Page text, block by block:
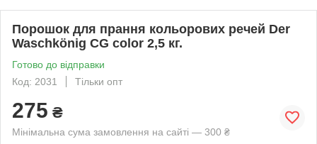
Порошок для прання кольорових речей Der
Waschkönig CG color 2,5 кг.
Готово до відправки
Код: 2031
Тільки опт
275 ₴
Мінімальна сума замовлення на сайті — 300 ₴